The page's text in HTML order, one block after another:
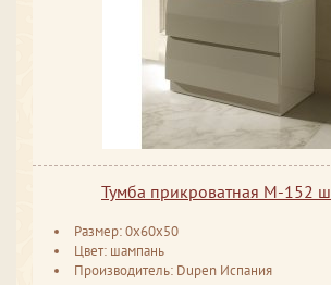
Тумба прикроватная М-152
Размер: 0x60x50
Цвет: шампань
Производитель: Dupen Испания